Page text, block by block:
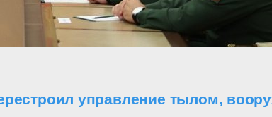
управление тылом,